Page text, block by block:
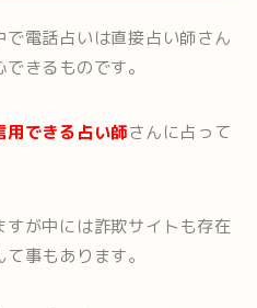
電話占いは直接占い師さん
きるものです。
用できる占い師さんに占って
が中には詐欺サイトも存在
事もあります。